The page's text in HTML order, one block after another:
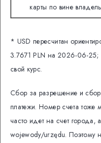
карты по вине
* USD пересчитан
3.7671 PLN на 2026-06-25;
свой курс.
Сбор за разрешение и
платежи. Номер счета тоже
часто идет на счет
wojewody/urzędu. Поэтому